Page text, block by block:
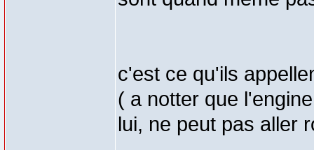
c'est ce qu'ils
( a notter que
lui, ne peut pas aller